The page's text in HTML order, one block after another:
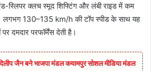
स्लिपर क्लच स्मूद शिफ्टिंग और लंबी राइड में कम
लगभग 130–135 km/h की टॉप स्पीड के साथ यह
दमदार परफॉर्मेंस देती है।
जैन बने भाजपा मंडल कयामपुर सोशल मीडिया मंडल